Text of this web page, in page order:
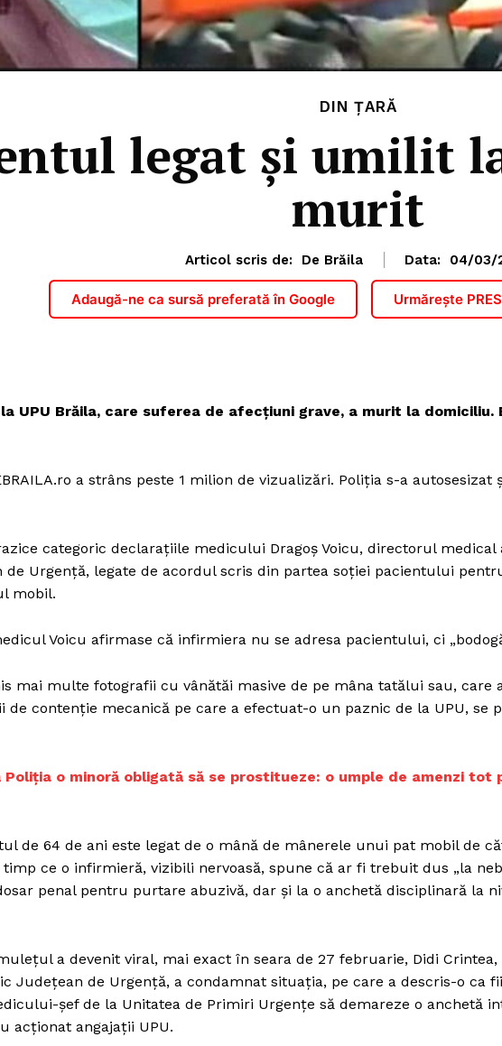
DIN ȚARĂ
legat și umilit
murit
Articol scris de: De Brăila Data: 04/03/
Adaugă-ne ca sursă preferată în Google Urmărește
UPU Brăila, care suferea de afecțiuni grave, a murit la domiciliu.
a strâns peste 1 milion de vizualizări. Poliția s-a autosesizat
categoric declarațiile medicului Dragoș Voicu, directorul medical
Urgență, legate de acordul scris din partea soției pacientului
mobil.
Voicu afirmase că infirmiera nu se adresa pacientului, ci
mai multe fotografii cu vânătăi masive de pe mâna tatălui sau, care
contenție mecanică pe care a efectuat-o un paznic de la UPU, se
o minoră obligată să se prostitueze: o umple de amenzi tot
de 64 de ani este legat de o mână de mânerele unui pat mobil de
ce o infirmieră, vizibili nervoasă, spune că ar fi trebuit dus „la
penal pentru purtare abuzivă, dar și la o anchetă disciplinară la
a devenit viral, mai exact în seara de 27 februarie, Didi Crintea,
Județean de Urgență, a condamnat situația, pe care a descris-o ca
șef de la Unitatea de Primiri Urgențe să demareze o anchetă
acționat angajații UPU.